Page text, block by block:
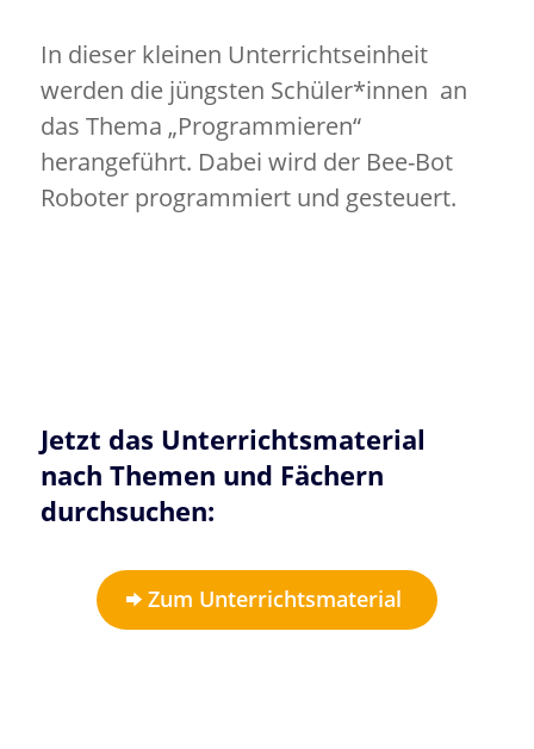
In dieser kleinen Unterrichtseinheit
werden die jüngsten Schüler*innen an
das Thema „Programmieren“
herangeführt. Dabei wird der Bee-Bot
Roboter programmiert und gesteuert.
Jetzt das Unterrichtsmaterial
nach Themen und Fächern
durchsuchen:
Zum Unterrichtsmaterial